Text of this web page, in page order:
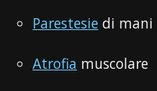
Parestesie di mani
Atrofia muscolare